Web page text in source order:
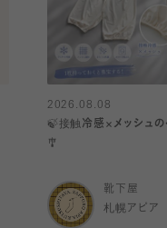
2026.08.08
🍃接触冷感×メッシュの
🎐
靴下屋
札幌アピア